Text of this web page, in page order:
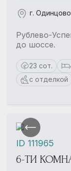
г.
Рублево-
до шоссе.
23 сот.
с отделкой
6-ТИ
ID 111965